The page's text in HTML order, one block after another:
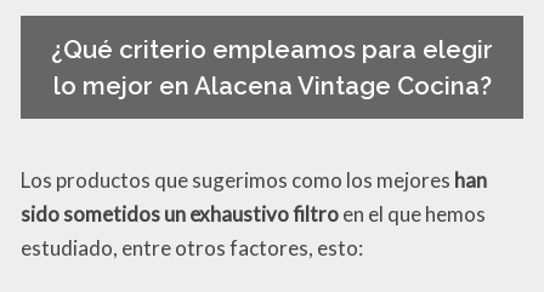
¿Qué criterio empleamos para elegir
lo mejor en Alacena Vintage Cocina?
Los productos que sugerimos como los mejores han
sido sometidos un exhaustivo filtroen el que hemos
estudiado, entre otros factores, esto: